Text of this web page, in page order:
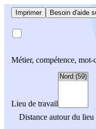
Imprimer Besoin d'aide
Métier, compétence,
Lieu de travail
Distance autour du lieu